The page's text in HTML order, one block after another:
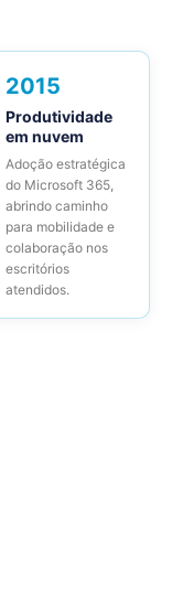
2015
Produtividade
em nuvem
Adoção estratégica
do Microsoft 365,
abrindo caminho
para mobilidade e
colaboração nos
escritórios
atendidos.